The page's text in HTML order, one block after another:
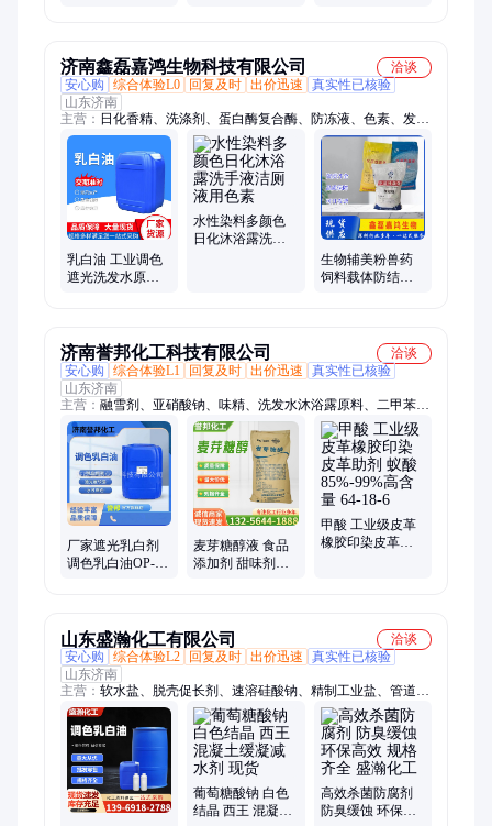
济南鑫磊嘉鸿生物科技有限公司
洽谈
安心购
综合体验L0 回复及时 出价迅速
真实性已核验
山东济南
主营： 日化香精、洗涤剂、蛋白酶复合酶、防冻液、色素、发泡
剂、清洗剂、石膏粉、聚季铵盐、洗涤香精、香薰香精、果香香
精、木香香精、香水香精、蜡烛香薰
乳白油 工业调色
遮光洗发水原料
水性染料多颜色
日化沐浴露洗手
生物辅美粉兽药
饲料载体防结块
济南誉邦化工科技有限公司
洽谈
安心购
综合体验L1 回复及时 出价迅速
真实性已核验
山东济南
主营： 融雪剂、亚硝酸钠、味精、洗发水沐浴露原料、二甲苯、
磷酸、甲酸、异丙醇、苯酚
厂家遮光乳白剂
调色乳白油OP-
麦芽糖醇液 食品
添加剂 甜味剂无
甲酸 工业级皮革
橡胶印染皮革助
山东盛瀚化工有限公司
洽谈
安心购
综合体验L2 回复及时 出价迅速
真实性已核验
山东济南
主营： 软水盐、脱壳促长剂、速溶硅酸钠、精制工业盐、管道疏
通剂、金属除锈漂白剂、五水偏硅酸钠、零水偏硅酸钠、一水柠
檬酸、五水柠檬酸、单过硫酸氢钾、草酸、五水葡萄糖、大苏
打、碳酸氢钠
葡萄糖酸钠 白色
结晶 西王 混凝土
高效杀菌防腐剂
防臭缓蚀 环保高